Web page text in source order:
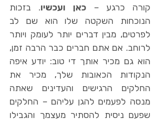
קורה כרגע – כאן ועכשיו. בזכות
הנוכחות השקטה שלו הוא שם לב
לפרטים, מבין דברים יותר לעומק ויותר
לרוחב. אם אתם חברים כבר הרבה זמן,
הוא גם מכיר אותך די טוב: יודע איפה
הנקודות הכאובות שלך, מכיר את
החלקים הרגישים והעדינים שאתה
מנסה לפעמים להגן עליהם – החלקים
שפעם ניסית להסתיר מעצמך והגבילו